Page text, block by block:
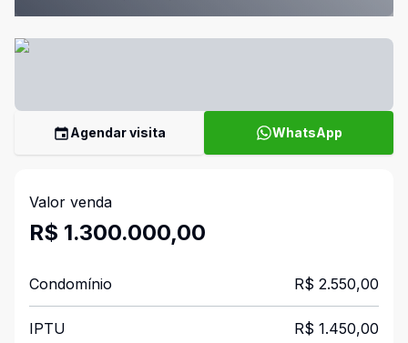
Agendar visita WhatsApp
Valor venda
R$ 1.300.000,00
Condomínio R$ 2.550,00
IPTU R$ 1.450,00